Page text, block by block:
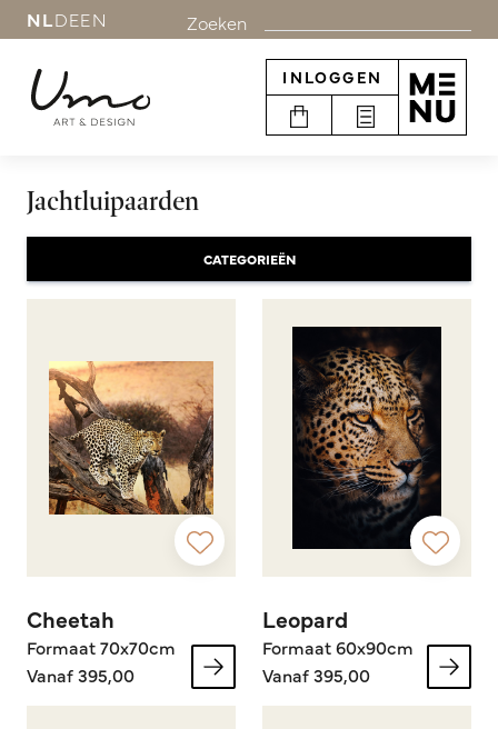
NLDEEN Zoeken
INLOGGEN
Jachtluipaarden
CATEGORIEËN
Cheetah
Formaat 70x70cm
Vanaf 395,00
Leopard
Formaat 60x90cm
Vanaf 395,00